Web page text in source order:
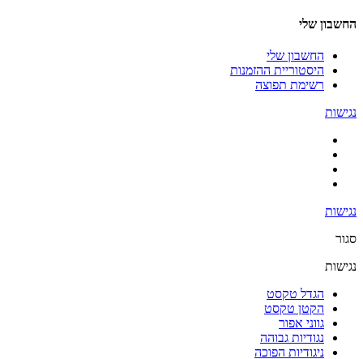
החשבון שלי
החשבון שלי
היסטוריית ההזמנות
רשימת תפוצה
נגישות
נגישות
סגור
נגישות
הגדל טקסט
הקטן טקסט
גווני אפור
נגודיות גבוהה
ניגודיות הפוכה